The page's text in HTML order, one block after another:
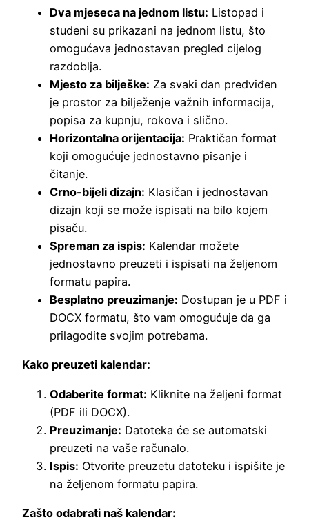
Dva mjeseca na jednom listu: Listopad i
studeni su prikazani na jednom listu, što
omogućava jednostavan pregled cijelog
razdoblja.
Mjesto za bilješke: Za svaki dan predviđen
je prostor za bilježenje važnih informacija,
popisa za kupnju, rokova i slično.
Horizontalna orijentacija: Praktičan format
koji omogućuje jednostavno pisanje i
čitanje.
Crno-bijeli dizajn: Klasičan i jednostavan
dizajn koji se može ispisati na bilo kojem
pisaču.
Spreman za ispis: Kalendar možete
jednostavno preuzeti i ispisati na željenom
formatu papira.
Besplatno preuzimanje: Dostupan je u PDF i
DOCX formatu, što vam omogućuje da ga
prilagodite svojim potrebama.
Kako preuzeti kalendar:
Odaberite format: Kliknite na željeni format
(PDF ili DOCX).
Preuzimanje: Datoteka će se automatski
preuzeti na vaše računalo.
Ispis: Otvorite preuzetu datoteku i ispišite je
na željenom formatu papira.
Zašto odabrati naš kalendar: